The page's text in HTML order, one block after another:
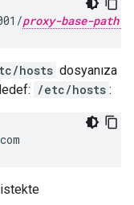
proxy-base-path
hosts dosyanıza
/etc/hosts :
com
istekte